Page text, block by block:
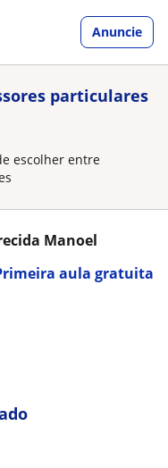
Anuncie
particulares
escolher entre
aula gratuita
Manoel